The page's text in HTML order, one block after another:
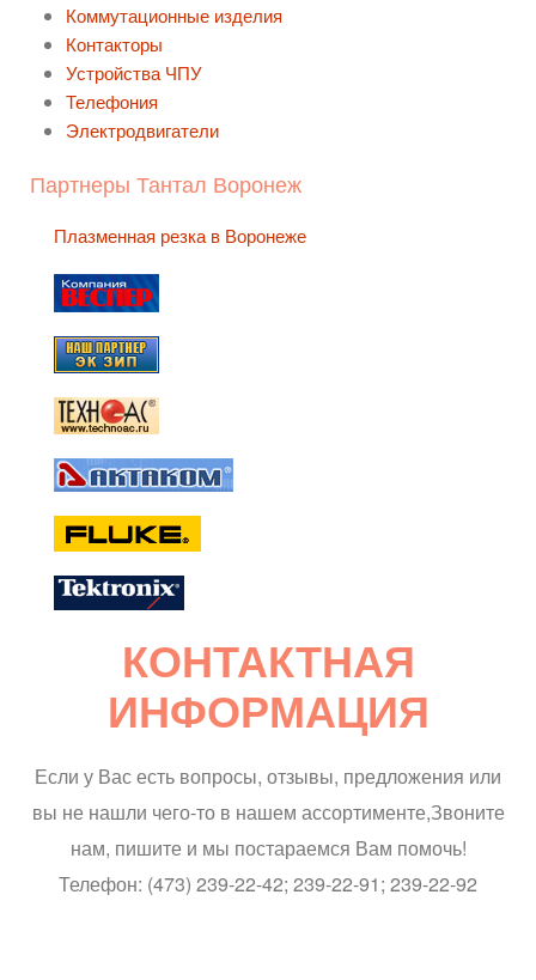
Коммутационные изделия
Контакторы
Устройства ЧПУ
Телефония
Электродвигатели
Партнеры Тантал Воронеж
Плазменная резка в Воронеже
КОНТАКТНАЯ
ИНФОРМАЦИЯ
Если у Вас есть вопросы, отзывы, предложения или
вы не нашли чего-то в нашем ассортименте,Звоните
нам, пишите и мы постараемся Вам помочь!
Телефон: (473) 239-22-42; 239-22-91; 239-22-92